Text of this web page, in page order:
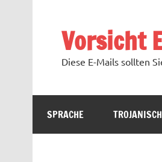
Vorsicht
Diese E-Mails sollten
SPRACHE